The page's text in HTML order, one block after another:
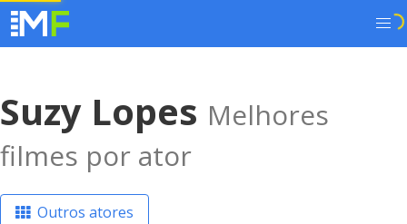
Suzy Lopes Melhores
filmes por ator
Outros atores